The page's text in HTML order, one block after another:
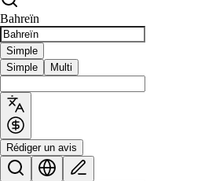
Bahreïn
Simple
Simple
Multi
Rédiger un avis